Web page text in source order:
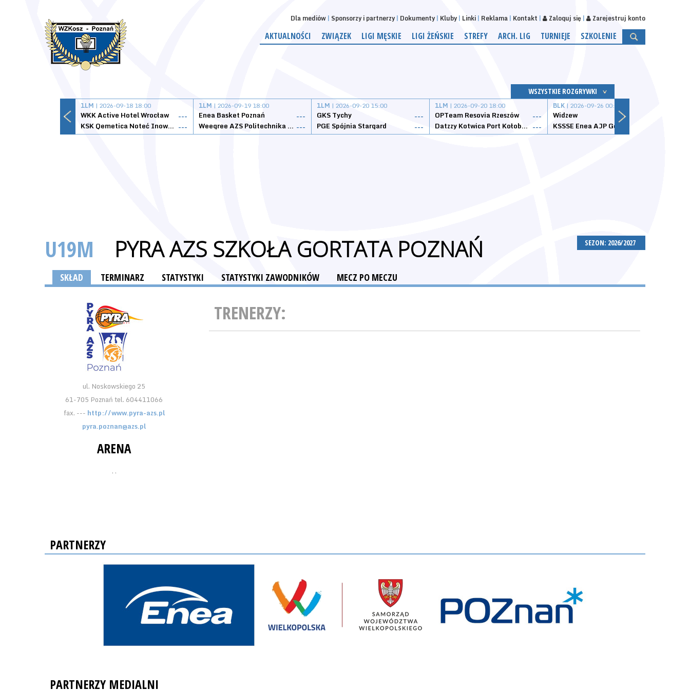
Dla mediów Sponsorzy i partnerzy Dokumenty Kluby Linki Reklama Kontakt Zaloguj się Zarejestruj konto
AKTUALNOŚCI ZWIĄZEK LIGI MĘSKIE LIGI ŻEŃSKIE STREFY ARCH. LIG TURNIEJE SZKOLENIE
WSZYSTKIE ROZGRYWKI
1LM | 2026-09-18 18:00
WKK Active Hotel Wrocław
---
KSK Qemetica Noteć Inowrocław ---
1LM | 2026-09-19 18:00
Enea Basket Poznań
---
Weegree AZS Politechnika Opolska ---
1LM | 2026-09-20 15:00
GKS Tychy
---
PGE Spójnia Stargard
---
1LM | 2026-09-20 18:00
OPTeam Resovia Rzeszów
---
Datzzy Kotwica Port Kołobrzeg ---
BLK | 2026-09-26 00:00
Widzew
SEZON: 2026/2027
U19M PYRA AZS SZKOŁA GORTATA POZNAŃ
SKŁAD TERMINARZ STATYSTYKI STATYSTYKI ZAWODNIKÓW MECZ PO MECZU
ul. Noskowskiego 25
61-705 Poznań tel. 604411066
fax. --- http://www.pyra-azs.pl
pyra.poznan@azs.pl
ARENA
, ,
TRENERZY:
PARTNERZY
PARTNERZY MEDIALNI